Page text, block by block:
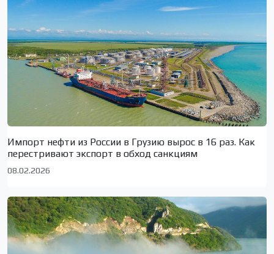
Импорт нефти из России в Грузию вырос в 16 раз. Как
перестривают экспорт в обход санкциям
08.02.2026